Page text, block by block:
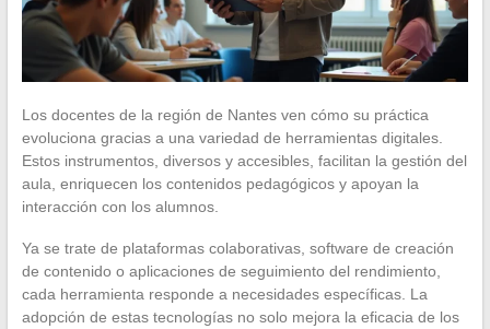
Los docentes de la región de Nantes ven cómo su práctica
evoluciona gracias a una variedad de herramientas digitales.
Estos instrumentos, diversos y accesibles, facilitan la gestión del
aula, enriquecen los contenidos pedagógicos y apoyan la
interacción con los alumnos.
Ya se trate de plataformas colaborativas, software de creación
de contenido o aplicaciones de seguimiento del rendimiento,
cada herramienta responde a necesidades específicas. La
adopción de estas tecnologías no solo mejora la eficacia de los